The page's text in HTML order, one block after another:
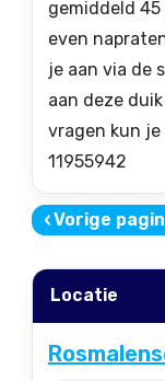
gemiddeld
even
je aan via de
aan deze
vragen kun
11955942
‹Vorige
Locatie